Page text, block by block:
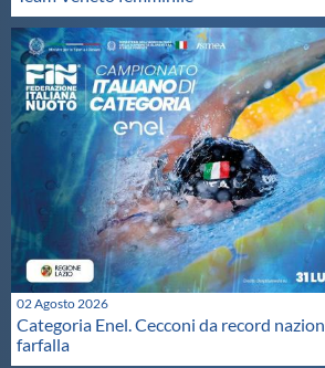
02 Agosto 2026
Categoria Enel. Cecconi da record
farfalla